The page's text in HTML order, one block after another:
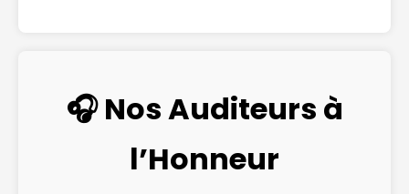
🎧 Nos Auditeurs à
l’Honneur